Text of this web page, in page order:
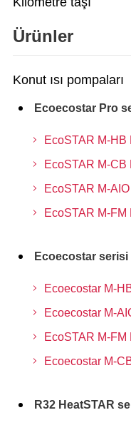
Ürünler
Konut ısı pompaları
Ecoecostar Pro
EcoSTAR M-HB
EcoSTAR M-CB
EcoSTAR M-
EcoSTAR M-FM
Ecoecostar serisi
Ecoecostar M-
Ecoecostar M-
EcoSTAR M-FM
Ecoecostar M-
R32 HeatSTAR